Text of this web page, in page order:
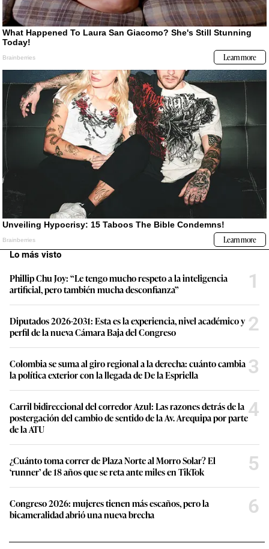
Lo más visto
Phillip Chu Joy: “Le tengo mucho respeto a la inteligencia
artificial, pero también mucha desconfianza”
1
Diputados 2026-2031: Esta es la experiencia, nivel académico y
perfil de la nueva Cámara Baja del Congreso
2
Colombia se suma al giro regional a la derecha: cuánto cambia
la política exterior con la llegada de De la Espriella
3
Carril bidireccional del corredor Azul: Las razones detrás de la
postergación del cambio de sentido de la Av. Arequipa por parte
de la ATU
4
¿Cuánto toma correr de Plaza Norte al Morro Solar? El
‘runner’ de 18 años que se reta ante miles en TikTok
5
Congreso 2026: mujeres tienen más escaños, pero la
bicameralidad abrió una nueva brecha
6